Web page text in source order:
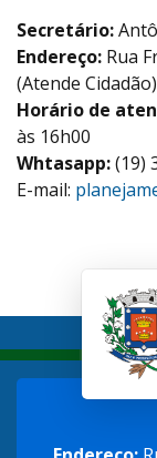
Secretário:
Endereço: Rua
(Atende Cidadão)
Horário de
às 16h00
Whtasapp:(19)
E-mail: